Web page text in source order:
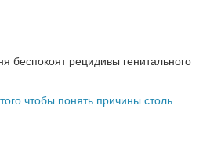
беспокоят рецидивы генитального
чтобы понять причины столь